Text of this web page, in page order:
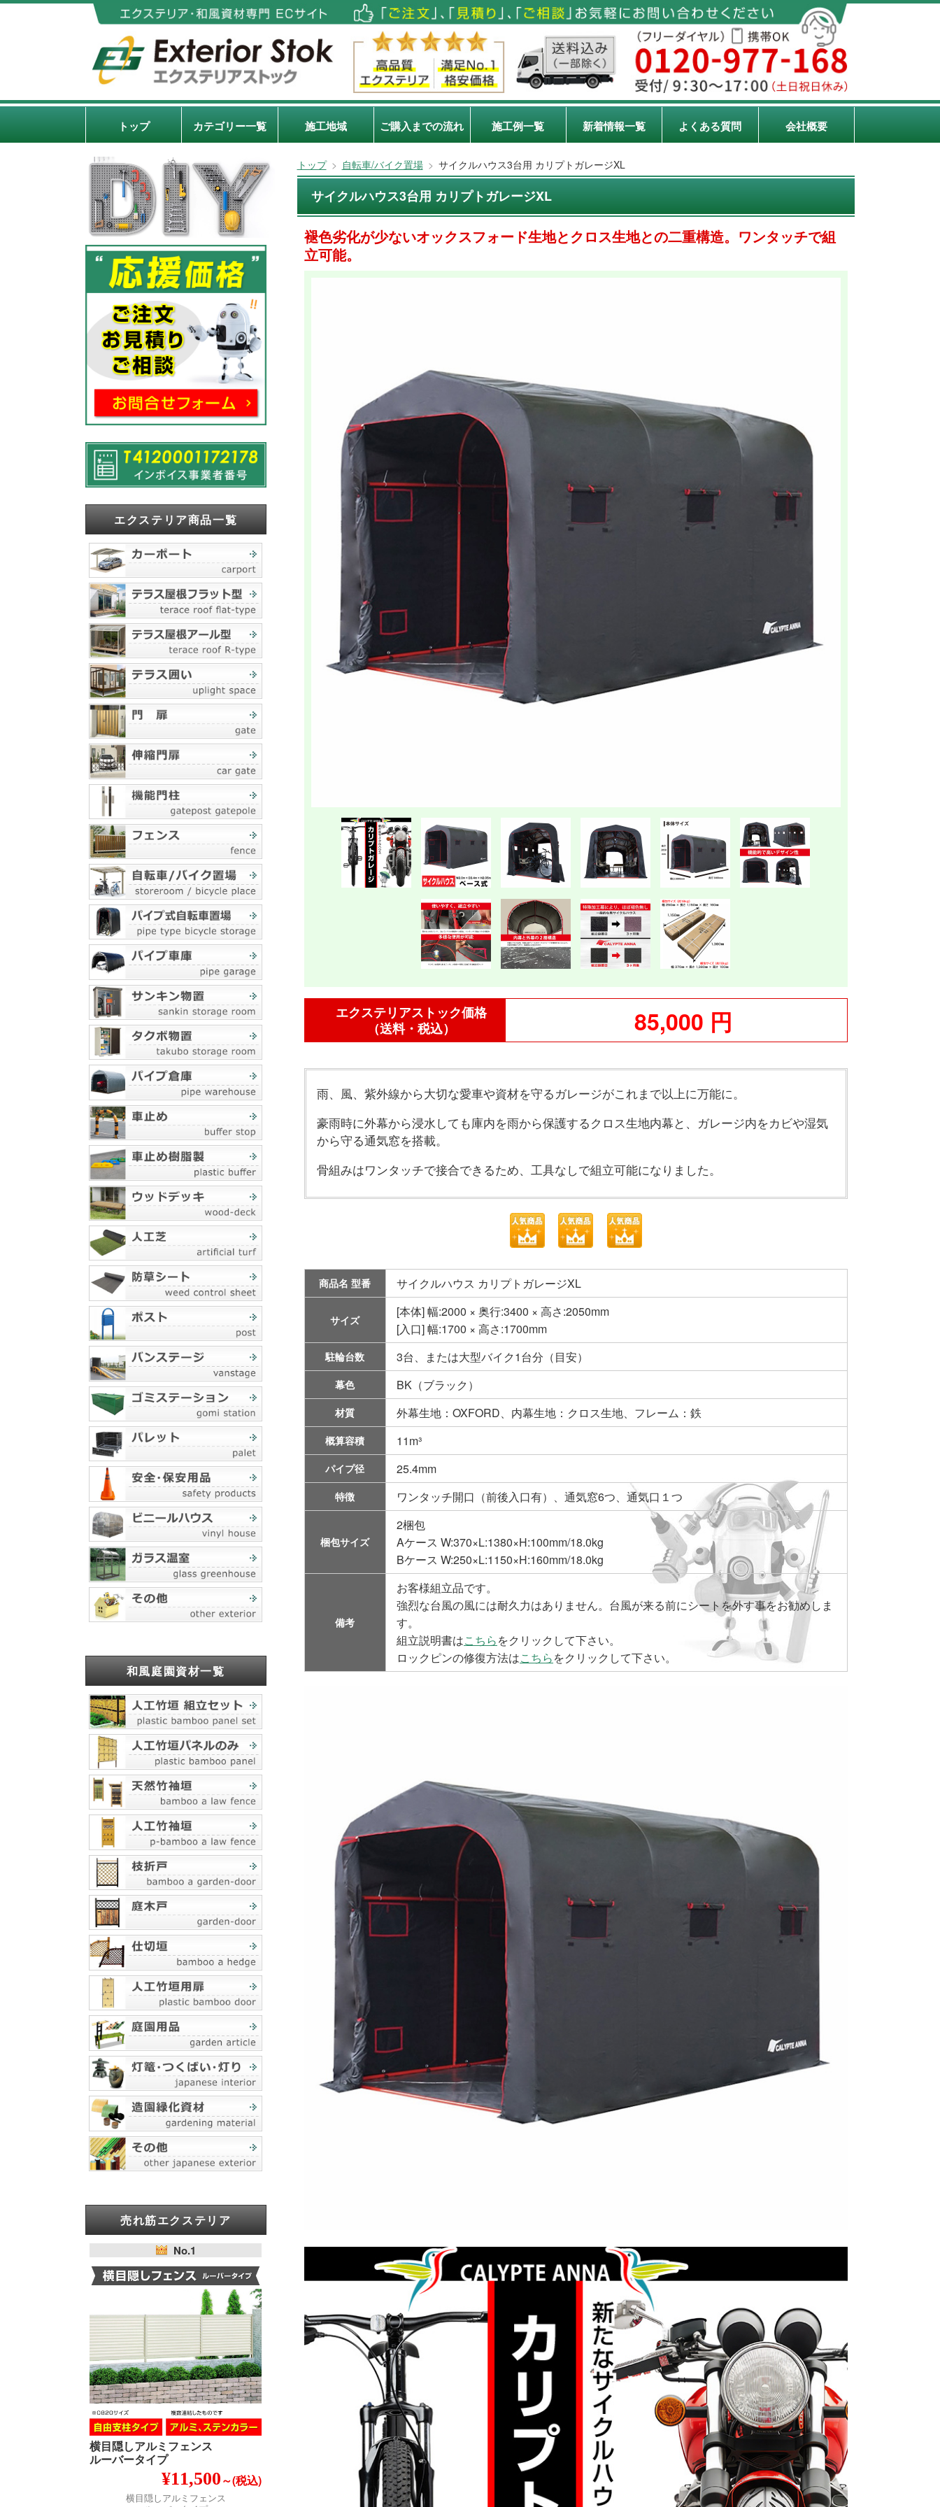
トップ カテゴリー一覧 施工地域 ご購入までの流れ 施工例一覧 新着情報一覧 よくある質問 会社概要
トップ > 自転車/バイク置場 > サイクルハウス3台用 カリプトガレージXL
サイクルハウス3台用 カリプトガレージXL
褪色劣化が少ないオックスフォード生地とクロス生地との二重構造。ワンタッチで組
立可能。
エクステリアストック価格
（送料・税込）
85,000 円
雨、風、紫外線から大切な愛車や資材を守るガレージがこれまで以上に万能に。
豪雨時に外幕から浸水しても庫内を雨から保護するクロス生地内幕と、ガレージ内をカビや湿気
から守る通気窓を搭載。
骨組みはワンタッチで接合できるため、工具なしで組立可能になりました。
商品名 型番 サイクルハウス カリプトガレージXL
サイズ
[本体] 幅:2000 × 奥行:3400 × 高さ:2050mm
[入口] 幅:1700 × 高さ:1700mm
駐輪台数 3台、または大型バイク1台分（目安）
幕色 BK（ブラック）
材質 外幕生地：OXFORD、内幕生地：クロス生地、フレーム：鉄
概算容積 11m³
パイプ径 25.4mm
特徴 ワンタッチ開口（前後入口有）、通気窓6つ、通気口１つ
梱包サイズ
2梱包
Aケース W:370×L:1380×H:100mm/18.0kg
Bケース W:250×L:1150×H:160mm/18.0kg
備考
お客様組立品です。
強烈な台風の風には耐久力はありません。台風が来る前にシートを外す事をお勧めしま
す。
組立説明書はこちらをクリックして下さい。
ロックピンの修復方法はこちらをクリックして下さい。
エクステリア商品一覧
和風庭園資材一覧
売れ筋エクステリア
No.1
横目隠しアルミフェンス
ルーバータイプ
¥11,500～(税込)
横目隠しアルミフェンス